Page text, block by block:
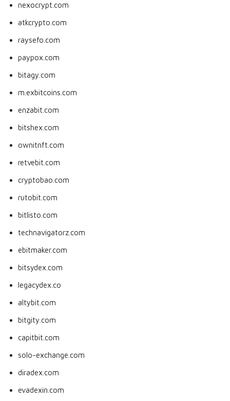
nexocrypt.com
atkcrypto.com
raysefo.com
paypox.com
bitagy.com
m.exbitcoins.com
enzabit.com
bitshex.com
ownitnft.com
retvebit.com
cryptobao.com
rutobit.com
bitlisto.com
technavigatorz.com
ebitmaker.com
bitsydex.com
legacydex.co
altybit.com
bitgity.com
capitbit.com
solo-exchange.com
diradex.com
evadexin.com